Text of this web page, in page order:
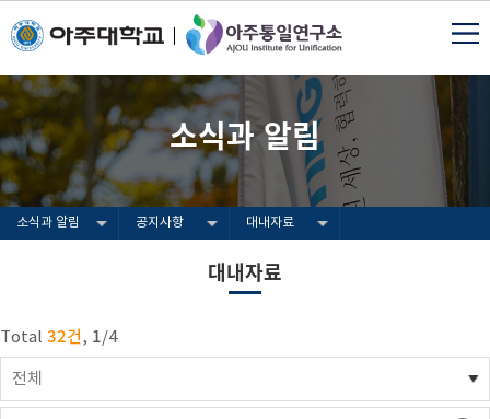
소식과 알림
소식과 알림 공지사항 대내자료
대내자료
Total 32건, 1/4
전체